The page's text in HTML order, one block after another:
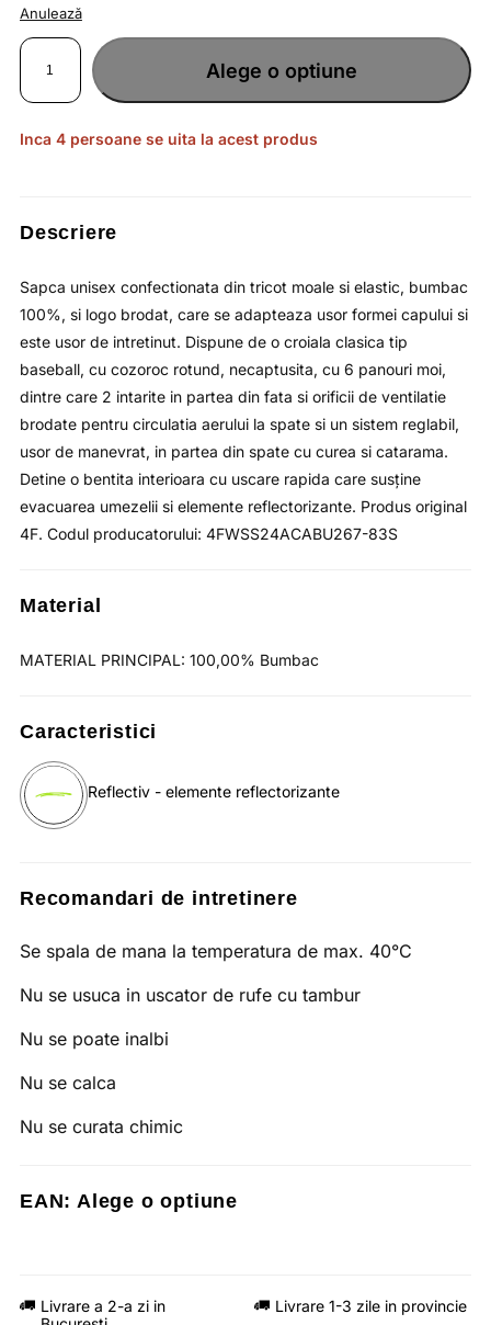
Anulează
Cantitate
Sapca
unisex
tip
baseball
inchidere
cu
Alege o optiune
Inca 4 persoane se uita la acest produs
Descriere
Sapca unisex confectionata din tricot moale si elastic, bumbac
100%, si logo brodat, care se adapteaza usor formei capului si
este usor de intretinut. Dispune de o croiala clasica tip
baseball, cu cozoroc rotund, necaptusita, cu 6 panouri moi,
dintre care 2 intarite in partea din fata si orificii de ventilatie
brodate pentru circulatia aerului la spate si un sistem reglabil,
usor de manevrat, in partea din spate cu curea si catarama.
Detine o bentita interioara cu uscare rapida care susține
evacuarea umezelii si elemente reflectorizante. Produs original
4F. Codul producatorului: 4FWSS24ACABU267-83S
Material
MATERIAL PRINCIPAL: 100,00% Bumbac
Caracteristici
Reflectiv - elemente reflectorizante
Recomandari de intretinere
Se spala de mana la temperatura de max. 40°C
Nu se usuca in uscator de rufe cu tambur
Nu se poate inalbi
Nu se calca
Nu se curata chimic
EAN: Alege o optiune
Livrare a 2-a zi in
Livrare 1-3 zile in provincie